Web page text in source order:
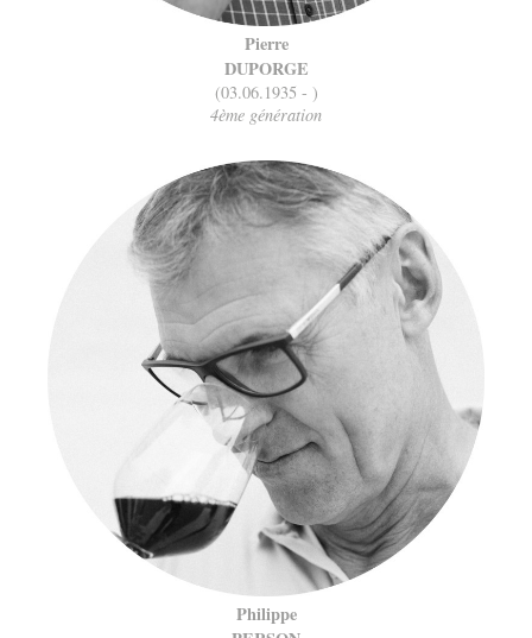
Pierre
DUPORGE
(03.06.1935 - )
4ème génération
Philippe